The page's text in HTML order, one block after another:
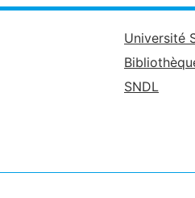
Université
SNDL